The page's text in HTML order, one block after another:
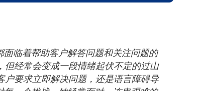
临着帮助客户解答问题和关注问题的
经常会变成一段情绪起伏不定的过山
要求立即解决问题，还是语言障碍导